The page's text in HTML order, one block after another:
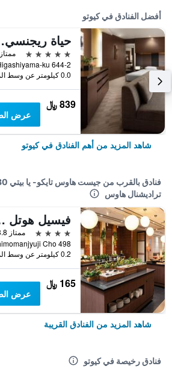
أفضل الفنادق في كيوتو
5 نجوم
ممتاز 8.8
0.0 كيلومتر عن وسط المدينة
839 ﷼
عرض
شاهد المزيد من أهم الفنادق في كيوتو
تراديشنال هاوس
فيسيل
4 نجوم
ممتاز 8.8
0.2 كيلومتر عن وسط المدينة
165 ﷼
عرض
شاهد المزيد من الفنادق القريبة
فنادق رخيصة في كيوتو